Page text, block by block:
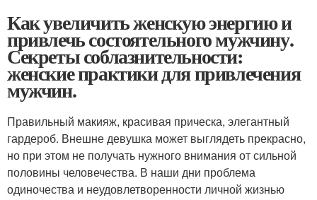
Как увеличить женскую энергию и
привлечь состоятельного мужчину.
Секреты соблазнительности:
женские практики для привлечения
мужчин.
Правильный макияж, красивая прическа, элегантный
гардероб. Внешне девушка может выглядеть прекрасно,
но при этом не получать нужного внимания от сильной
половины человечества. В наши дни проблема
одиночества и неудовлетворенности личной жизнью